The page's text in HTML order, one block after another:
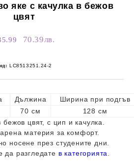
яке с качулка в бежов
цвят
70.39лв.
LC8513251.24-2
Дължина
Ширина при подгъв
70 см
128 см
цвят, с цип и качулка.
материя за комфорт.
носене през студените дни.
да разгледате в категорията